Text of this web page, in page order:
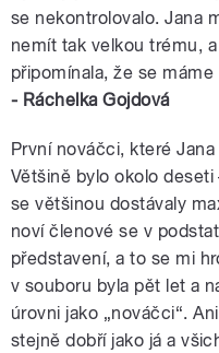
se nekontrolovalo. Jana
nemít tak velkou trému,
připomínala, že se máme
- Ráchelka Gojdová
První nováčci, které
Většině bylo okolo
se většinou dostávaly
noví členové se v
představení, a to se mi
v souboru byla pět let a
úrovni jako „nováčci“.
stejně dobří jako já a